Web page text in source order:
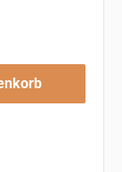
um die